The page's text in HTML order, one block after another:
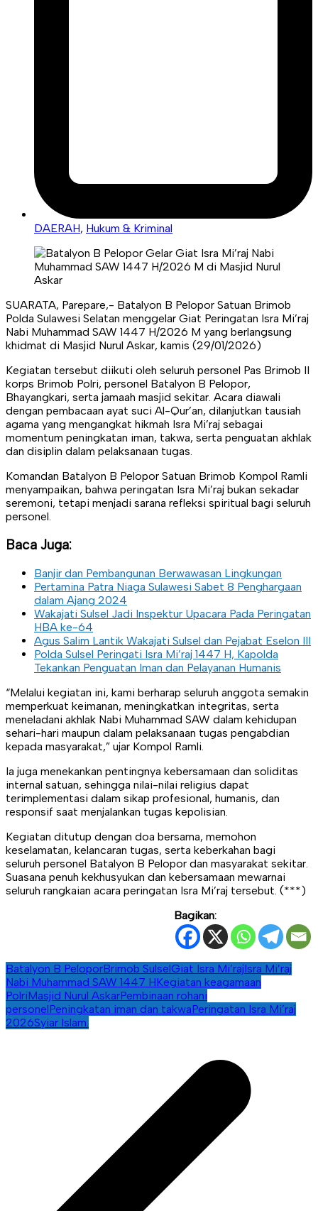
DAERAH, Hukum & Kriminal
SUARATA, Parepare,- Batalyon B Pelopor Satuan Brimob
Polda Sulawesi Selatan menggelar Giat Peringatan Isra Mi’raj
Nabi Muhammad SAW 1447 H/2026 M yang berlangsung
khidmat di Masjid Nurul Askar, kamis (29/01/2026)
Kegiatan tersebut diikuti oleh seluruh personel Pas Brimob II
korps Brimob Polri, personel Batalyon B Pelopor,
Bhayangkari, serta jamaah masjid sekitar. Acara diawali
dengan pembacaan ayat suci Al-Qur’an, dilanjutkan tausiah
agama yang mengangkat hikmah Isra Mi’raj sebagai
momentum peningkatan iman, takwa, serta penguatan akhlak
dan disiplin dalam pelaksanaan tugas.
Komandan Batalyon B Pelopor Satuan Brimob Kompol Ramli
menyampaikan, bahwa peringatan Isra Mi’raj bukan sekadar
seremoni, tetapi menjadi sarana refleksi spiritual bagi seluruh
personel.
Baca Juga:
Banjir dan Pembangunan Berwawasan Lingkungan
Pertamina Patra Niaga Sulawesi Sabet 8 Penghargaan
dalam Ajang 2024
Wakajati Sulsel Jadi Inspektur Upacara Pada Peringatan
HBA ke-64
Agus Salim Lantik Wakajati Sulsel dan Pejabat Eselon III
Polda Sulsel Peringati Isra Mi’raj 1447 H, Kapolda
Tekankan Penguatan Iman dan Pelayanan Humanis
“Melalui kegiatan ini, kami berharap seluruh anggota semakin
memperkuat keimanan, meningkatkan integritas, serta
meneladani akhlak Nabi Muhammad SAW dalam kehidupan
sehari-hari maupun dalam pelaksanaan tugas pengabdian
kepada masyarakat,” ujar Kompol Ramli.
Ia juga menekankan pentingnya kebersamaan dan soliditas
internal satuan, sehingga nilai-nilai religius dapat
terimplementasi dalam sikap profesional, humanis, dan
responsif saat menjalankan tugas kepolisian.
Kegiatan ditutup dengan doa bersama, memohon
keselamatan, kelancaran tugas, serta keberkahan bagi
seluruh personel Batalyon B Pelopor dan masyarakat sekitar.
Suasana penuh kekhusyukan dan kebersamaan mewarnai
seluruh rangkaian acara peringatan Isra Mi’raj tersebut. (***)
Bagikan:
Batalyon B PeloporBrimob SulselGiat Isra Mi’rajIsra Mi’raj
Nabi Muhammad SAW 1447 HKegiatan keagamaan
PolriMasjid Nurul AskarPembinaan rohani
personelPeningkatan iman dan takwaPeringatan Isra Mi’raj
2026Syiar Islam.